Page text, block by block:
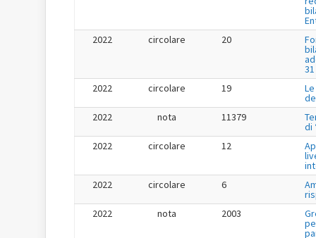
2022
circolare 20
2022
circolare 19
2022
nota 11379
di
2022
circolare 12
2022
circolare 6
2022
nota 2003